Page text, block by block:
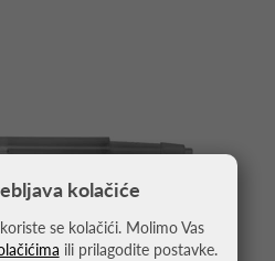
kolačiće
se kolačići. Molimo Vas
ili prilagodite postavke.